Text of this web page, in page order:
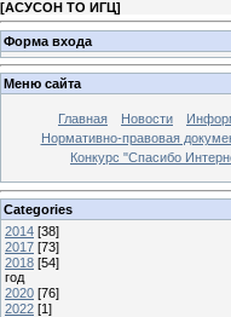
[АСУСОН ТО ИГЦ]
Форма входа
Меню сайта
Главная Новости
Нормативно-правовая
Конкурс "Спасибо
Categories
2014 [38]
2017 [73]
2018 [54]
год
2020 [76]
2022 [1]